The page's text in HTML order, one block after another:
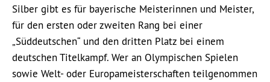
Silber gibt es für bayerische Meisterinnen und Meister,
für den ersten oder zweiten Rang bei einer
„Süddeutschen“ und den dritten Platz bei einem
deutschen Titelkampf. Wer an Olympischen Spielen
sowie Welt- oder Europameisterschaften teilgenommen